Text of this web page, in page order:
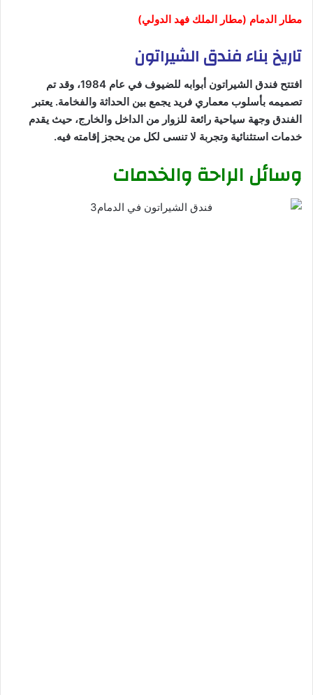
مطار الدمام (مطار الملك فهد الدولي)
تاريخ بناء فندق الشيراتون
افتتح فندق الشيراتون أبوابه للضيوف في عام 1984، وقد تم
تصميمه بأسلوب معماري فريد يجمع بين الحداثة والفخامة. يعتبر
الفندق وجهة سياحية رائعة للزوار من الداخل والخارج، حيث يقدم
خدمات استثنائية وتجربة لا تنسى لكل من يحجز إقامته فيه.
وسائل الراحة والخدمات